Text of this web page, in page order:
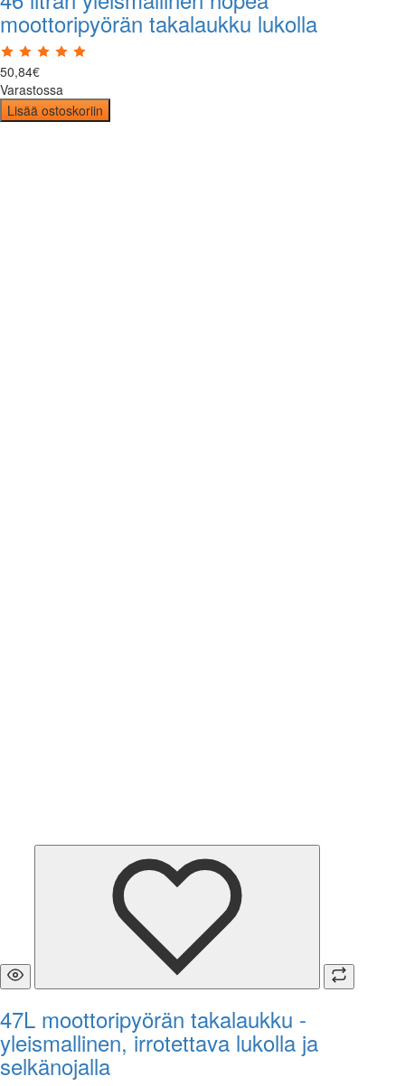
moottoripyörän takalaukku lukolla
50,84€
Varastossa
Lisää ostoskoriin
47L moottoripyörän takalaukku -
yleismallinen, irrotettava lukolla ja
selkänojalla